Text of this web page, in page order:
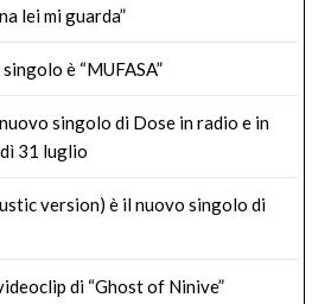
lei mi guarda”
è “MUFASA”
nuovo singolo di Dose in radio e in
31 luglio
version) è il nuovo singolo di
di “Ghost of Ninive”